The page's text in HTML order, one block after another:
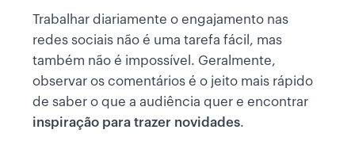
Trabalhar diariamente o engajamento nas
redes sociais não é uma tarefa fácil, mas
também não é impossível. Geralmente,
observar os comentários é o jeito mais rápido
de saber o que a audiência quer e encontrar
inspiração para trazer novidades.